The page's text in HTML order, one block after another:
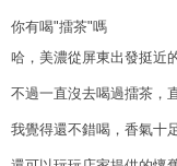
你有喝"擂茶"嗎
哈，美濃從屏東出發挺近
不過一直沒去喝過擂茶，
我覺得還不錯喝，香氣十